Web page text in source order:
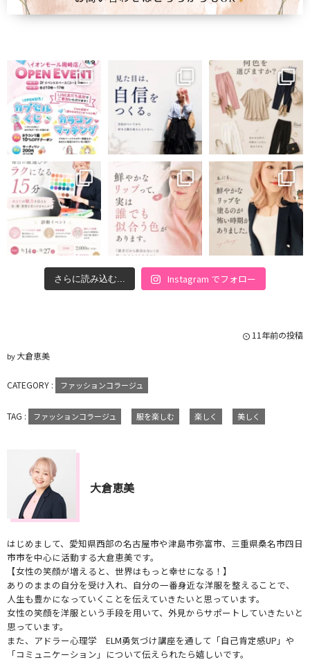
さらに読み込む... Instagram でフォロー
11年前の投稿
by大倉恵美
CATEGORY : ファッションコラージュ
TAG : ファッションコラージュ 服を楽しむ 楽しく 美しく
大倉恵美
はじめまして、愛知県西部の名古屋市や津島市弥富市、三重県桑名市四日
市市を中心に活動する大倉恵美です。
【女性の笑顔が増えると、世界はもっと幸せになる！】
ありのままの自分を受け入れ、自分の一番身近な洋服を整えることで、
人生も豊かになっていくことを伝えていきたいと思っています。
女性の笑顔を洋服という手段を用いて、外見からサポートしていきたいと
思っています。
また、アドラー心理学 ELM勇気づけ講座を通して「自己肯定感UP」や
「コミュニケーション」について伝えられたら嬉しいです。